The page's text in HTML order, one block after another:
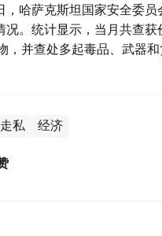
，哈萨克斯坦国家安全委员
。统计显示，当月共查获
，并查处多起毒品、武器
走私 经济